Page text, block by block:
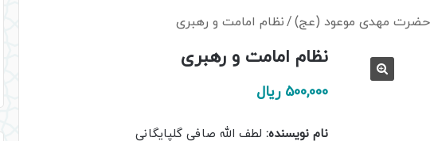
حضرت مهدی موعود (عج)/نظام امامت و رهبری
نظام امامت و رهبری
500,000 ریال
نام نویسنده:لطف الله صافی گلپایگانی